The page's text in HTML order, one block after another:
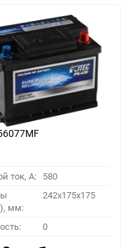
ток, A: 580
мм:
242x175x175
0